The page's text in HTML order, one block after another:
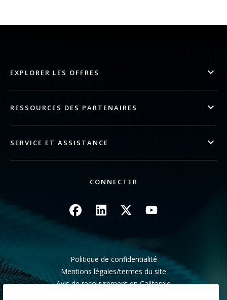
EXPLORER LES OFFRES
RESSOURCES DES PARTENAIRES
SERVICE ET ASSISTANCE
CONNECTER
Image Image Image Image
Politique de confidentialité
Mentions légales/termes du site
Avis de recouvrement en Californie